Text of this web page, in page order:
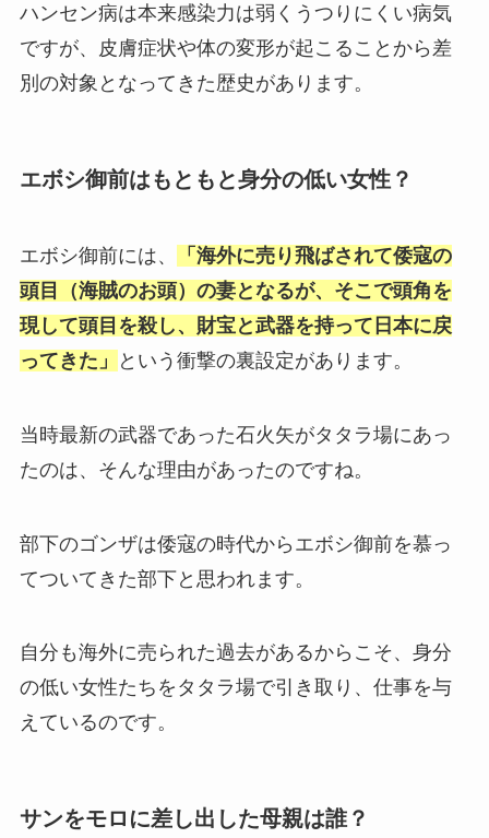
ハンセン病は本来感染力は弱くうつりにくい病気
ですが、皮膚症状や体の変形が起こることから差
別の対象となってきた歴史があります。
エボシ御前はもともと身分の低い女性？
エボシ御前には、
「海外に売り飛ばされて倭寇の
頭目（海賊のお頭）の妻となるが、そこで頭角を
現して頭目を殺し、財宝と武器を持って日本に戻
ってきた」
という衝撃の裏設定があります。
当時最新の武器であった石火矢がタタラ場にあっ
たのは、そんな理由があったのですね。
部下のゴンザは倭寇の時代からエボシ御前を慕っ
てついてきた部下と思われます。
自分も海外に売られた過去があるからこそ、身分
の低い女性たちをタタラ場で引き取り、仕事を与
えているのです。
サンをモロに差し出した母親は誰？